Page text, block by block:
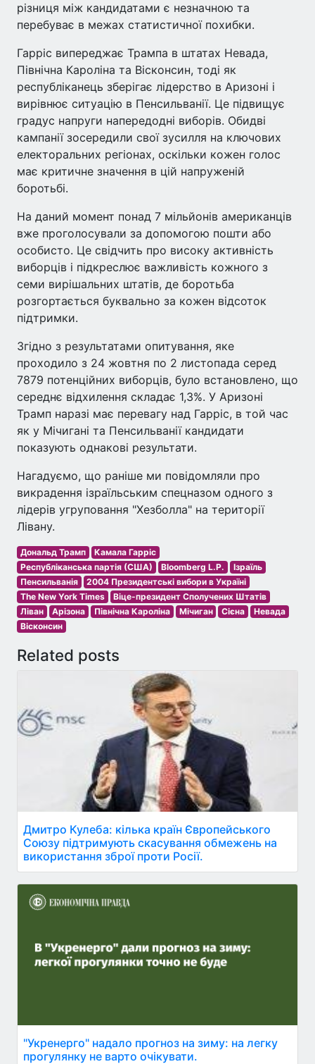
різниця між кандидатами є незначною та
перебуває в межах статистичної похибки.
Гарріс випереджає Трампа в штатах Невада,
Північна Кароліна та Вісконсин, тоді як
республіканець зберігає лідерство в Аризоні і
вирівнює ситуацію в Пенсильванії. Це підвищує
градус напруги напередодні виборів. Обидві
кампанії зосередили свої зусилля на ключових
електоральних регіонах, оскільки кожен голос
має критичне значення в цій напруженій
боротьбі.
На даний момент понад 7 мільйонів американців
вже проголосували за допомогою пошти або
особисто. Це свідчить про високу активність
виборців і підкреслює важливість кожного з
семи вирішальних штатів, де боротьба
розгортається буквально за кожен відсоток
підтримки.
Згідно з результатами опитування, яке
проходило з 24 жовтня по 2 листопада серед
7879 потенційних виборців, було встановлено, що
середнє відхилення складає 1,3%. У Аризоні
Трамп наразі має перевагу над Гарріс, в той час
як у Мічигані та Пенсильванії кандидати
показують однакові результати.
Нагадуємо, що раніше ми повідомляли про
викрадення ізраїльським спецназом одного з
лідерів угруповання "Хезболла" на території
Лівану.
Дональд Трамп
Камала Гарріс
Республіканська партія (США)
Bloomberg L.P.
Ізраїль
Пенсильванія
2004 Президентські вибори в Україні
The New York Times
Віце-президент Сполучених Штатів
Ліван
Арізона Північна Кароліна Мічиган Сієна
Невада
Вісконсин
Related posts
Дмитро Кулеба: кілька країн Європейського
Союзу підтримують скасування обмежень на
використання зброї проти Росії.
"Укренерго" надало прогноз на зиму: на легку
прогулянку не варто очікувати.